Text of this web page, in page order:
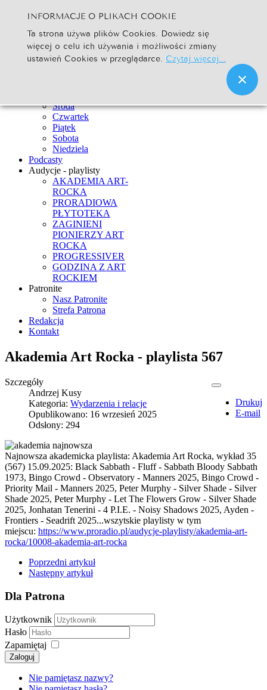
Szukaj... Go
Strona Główna
Newsy
Środa
Czwartek
Piątek
Sobota
Niedziela
Podcasty
Audycje - playlisty
AKADEMIA ART-
ROCKA
PRORADIOWA
PŁYTOTEKA
ZAGINIENI
PIONIERZY ART
ROCKA
PROGRESSIVER
GODZINA Z ART
ROCKIEM
Patronite
Nasz Patronite
Strefa Patrona
Redakcja
Kontakt
Akademia Art Rocka - playlista 567
Drukuj
E-mail
Szczegóły
Andrzej Kusy
Kategoria: Wydarzenia i relacje
Opublikowano: 16 wrzesień 2025
Odsłony: 294
Najnowsza akademicka playlista: Akademia Art Rocka, wykład 35
(567) 15.09.2025: Black Sabbath - Fluff - Sabbath Bloody Sabbath
1973, Bingo Crowd - Observatory - Manners 2025, Bingo Crowd -
Priority Mail - Manners 2025, Peter Murphy - Silver Shade - Silver
Shade 2025, Peter Murphy - Let The Flowers Grow - Silver Shade
2025, Jonhatan Tenerini - 4 P.I.E. - Noisy Shadows 2025, Ayden -
Frontiers - Seadrift 2025...wszytskie playlisty w tym
miejscu: https://www.proradio.pl/audycje-playlisty/akademia-art-
rocka/10008-akademia-art-rocka
Poprzedni artykuł
Następny artykuł
Dla Patrona
Użytkownik
Hasło
Zapamiętaj
Zaloguj
Nie pamiętasz nazwy?
INFORMACJE O PLIKACH COOKIE
Ta strona używa plików Cookies. Dowiedz się
więcej o celu ich używania i możliwości zmiany
ustawień Cookies w przeglądarce. Czytaj więcej...